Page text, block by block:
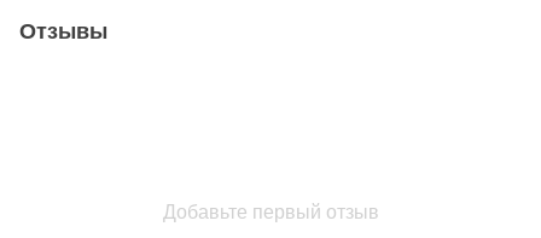
Отзывы
Добавьте первый отзыв